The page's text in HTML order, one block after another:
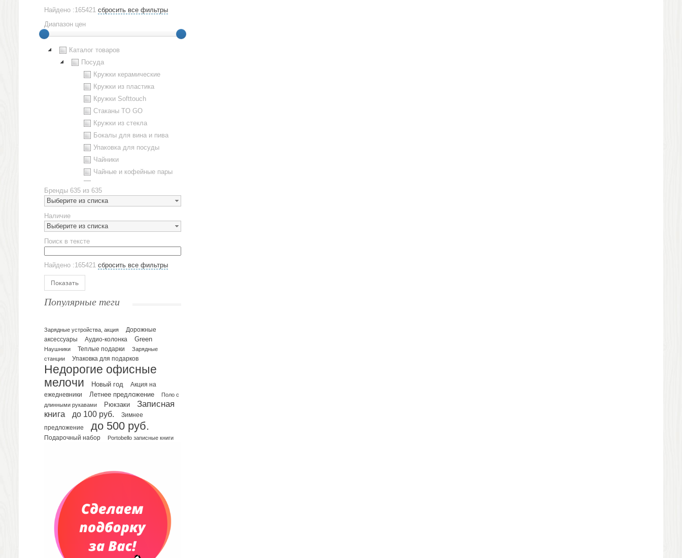
Найдено :165421 сбросить все фильтры
Диапазон цен
Каталог товаров
Посуда
Кружки керамические
Кружки из пластика
Кружки Softtouch
Стаканы TO GO
Кружки из стекла
Бокалы для вина и пива
Упаковка для посуды
Чайники
Чайные и кофейные пары
Наборы посуды
Предметы сервировки
Стаканы
Эко кружки
ЕВРОПОСУДА
Аксессуары
Ежедневники и блокноты
Датированные ежедневники
Планинги и телефонные книжки
Планинги датированные
Планинги недатированные
Телефонные книжки
Органайзер на ежедневник
Сумки и Рюкзаки
Сумки для планшетов и ноутбуков
Рюкзаки
Конференц-сумки
Несессеры и косметички
Портфели
Чехлы для планшетов и ноутбуков
Сумка на пояс или шею
Аксессуары
Бренды 635 из 635
Выберите из списка
Наличие
Выберите из списка
Поиск в тексте
Найдено :165421 сбросить все фильтры
Показать
Популярные теги
Зарядные устройства, акция
Дорожные
аксессуары
Аудио-колонка Green
Наушники Теплые подарки
Зарядные
станции
Упаковка для подарков
Недорогие офисные
мелочи
Новый год
Акция на
ежедневники
Летнее предложение
Поло с
длинными рукавами
Рюкзаки
Записная
книга
до 100 руб.
Зимнее
предложение
до 500 руб.
Подарочный набор Portobello записные книги